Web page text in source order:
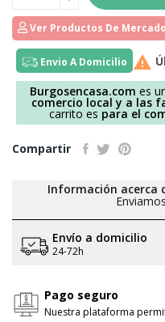
Ver Productos De
Envio A Domicilio 
Burgosencasa.com es
comercio local y a las
carrito es para el
Compartir
Información acerca
Envío a domicilio
24-72h
Pago seguro
Nuestra plataforma